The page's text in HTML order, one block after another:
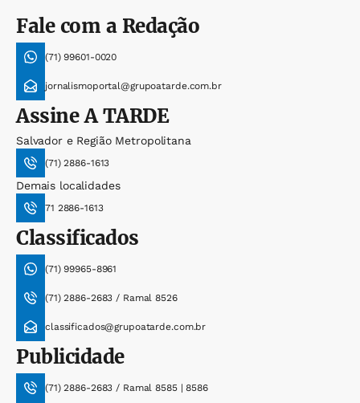
Fale com a Redação
(71) 99601-0020
jornalismoportal@grupoatarde.com.br
AssineA TARDE
Salvador e Região Metropolitana
(71) 2886-1613
Demais localidades
71 2886-1613
Classificados
(71) 99965-8961
(71) 2886-2683 / Ramal 8526
classificados@grupoatarde.com.br
Publicidade
(71) 2886-2683 / Ramal 8585 | 8586